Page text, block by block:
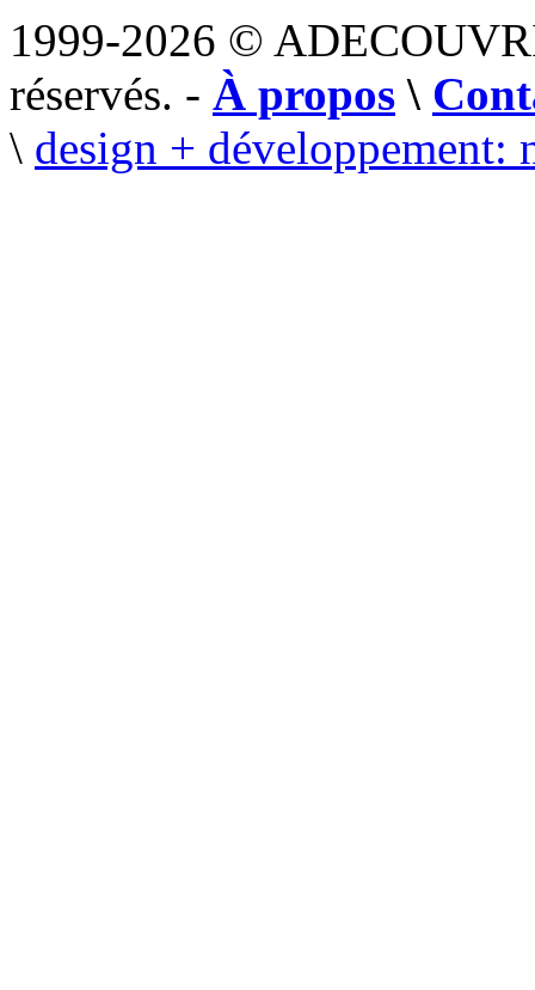
1999-2026 ©
réservés. - À propos \
\ design + développement: